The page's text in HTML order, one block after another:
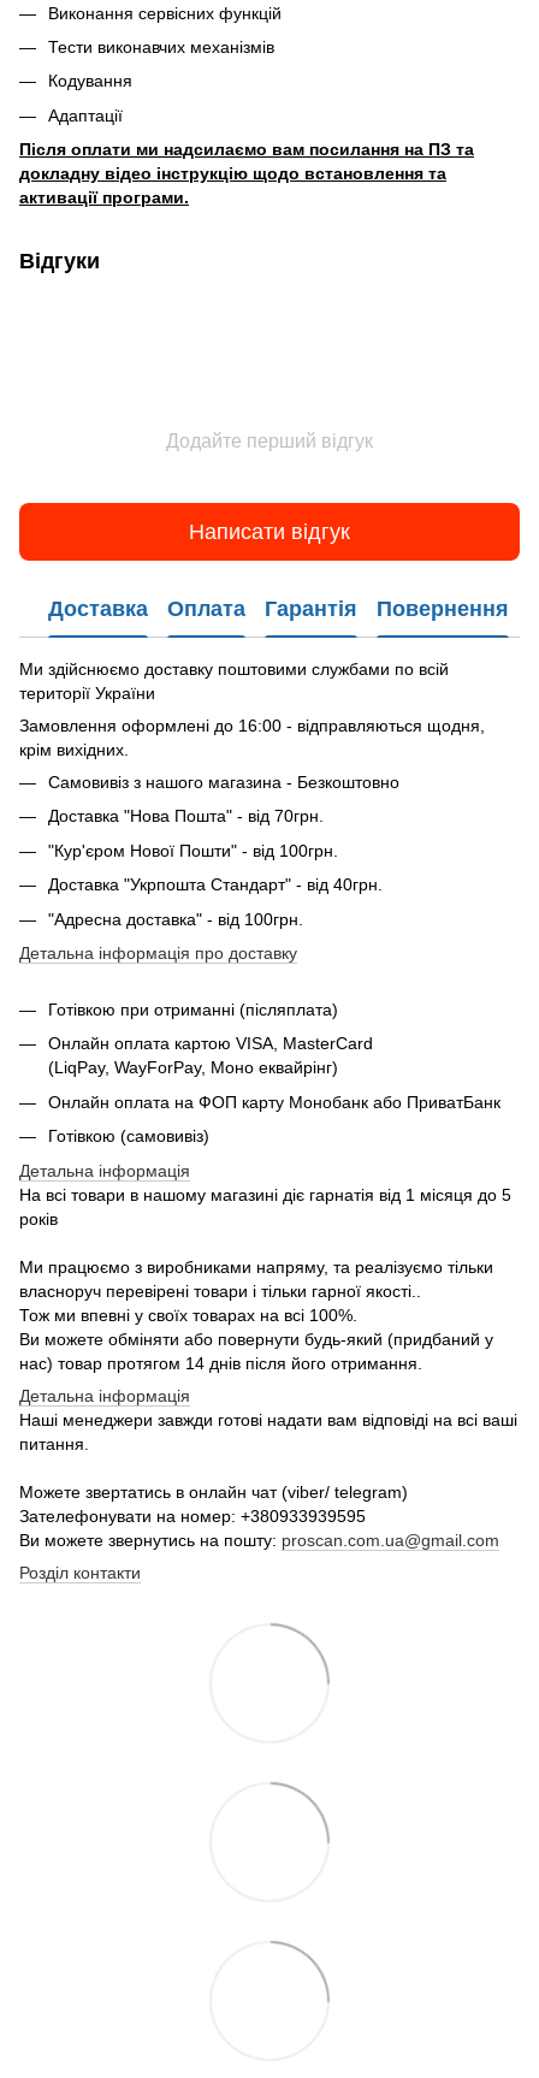
Виконання сервісних функцій
Тести виконавчих механізмів
Кодування
Адаптації
Після оплати ми надсилаємо вам посилання на ПЗ та
докладну відео інструкцію щодо встановлення та
активації програми.
Відгуки
Додайте перший відгук
Написати відгук
Доставка Оплата Гарантія Повернення
Ми здійснюємо доставку поштовими службами по всій
території України
Замовлення оформлені до 16:00 - відправляються щодня,
крім вихідних.
Самовивіз з нашого магазина - Безкоштовно
Доставка "Нова Пошта" - від 70грн.
"Кур'єром Нової Пошти" - від 100грн.
Доставка "Укрпошта Стандарт" - від 40грн.
"Адресна доставка" - від 100грн.
Детальна інформація про доставку
Готівкою при отриманні (післяплата)
Онлайн оплата картою VISA, MasterCard
(LiqPay, WayForPay, Моно еквайрінг)
Онлайн оплата на ФОП карту Монобанк або ПриватБанк
Готівкою (самовивіз)
Детальна інформація
На всі товари в нашому магазині діє гарнатія від 1 місяця до 5
років
Ми працюємо з виробниками напряму, та реалізуємо тільки
власноруч перевірені товари і тільки гарної якості..
Тож ми впевні у своїх товарах на всі 100%.
Ви можете обміняти або повернути будь-який (придбаний у
нас) товар протягом 14 днів після його отримання.
Детальна інформація
Наші менеджери завжди готові надати вам відповіді на всі ваші
питання.
Можете звертатись в онлайн чат (viber/ telegram)
Зателефонувати на номер: +380933939595
Ви можете звернутись на пошту: proscan.com.ua@gmail.com
Розділ контакти